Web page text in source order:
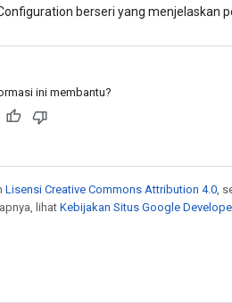
berseri yang menjelaskan
ini membantu?
Lisensi Creative Commons Attribution 4.0 ,
lihat Kebijakan Situs Google